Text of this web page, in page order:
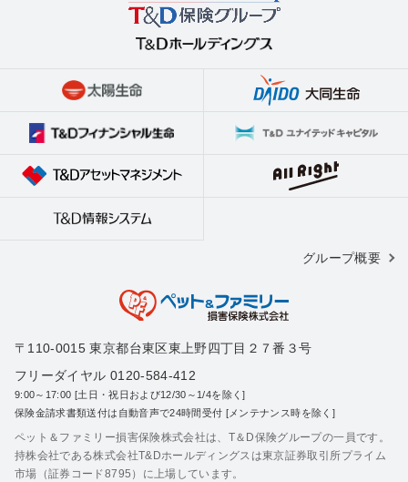
グループ概要
〒110-0015 東京都台東区東上野四丁目２７番３号
フリーダイヤル 0120-584-412
9:00～17:00 [土日・祝日および12/30～1/4を除く]
保険金請求書類送付は自動音声で24時間受付 [メンテナンス時を除く]
ペット＆ファミリー損害保険株式会社は、T＆D保険グループの一員です。
持株会社である株式会社T&Dホールディングスは東京証券取引所プライム
市場（証券コード8795）に上場しています。